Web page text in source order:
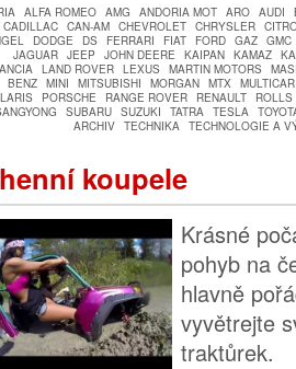
ALFA ROMEO AMG ANDORIA MOT ARO AUDI
CADILLAC CAN-AM CHEVROLET CHRYSLER
DODGE DS FERRARI FIAT FORD GAZ GMC
JAGUAR JEEP JOHN DEERE KAIPAN KAMAZ
LAND ROVER LEXUS MARTIN MOTORS
BENZ MINI MITSUBISHI MORGAN MTX MULTICAR
PORSCHE RANGE ROVER RENAULT
ROLLS
SUBARU SUZUKI TATRA TESLA
ARCHIV TECHNIKA TECHNOLOGIE A
koupele
Krásné
pohyb na
hlavně
vyvětrejte
traktůrek.